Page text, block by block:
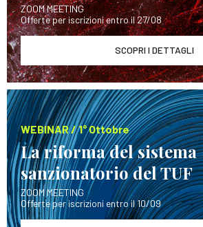
ZOOM MEETING
Offerte per iscrizioni entro il 27/08
SCOPRI I DETTAGLI
WEBINAR / 1° Ottobre
La riforma del sistema
sanzionatorio del TUF
ZOOM MEETING
Offerte per iscrizioni entro il 10/09